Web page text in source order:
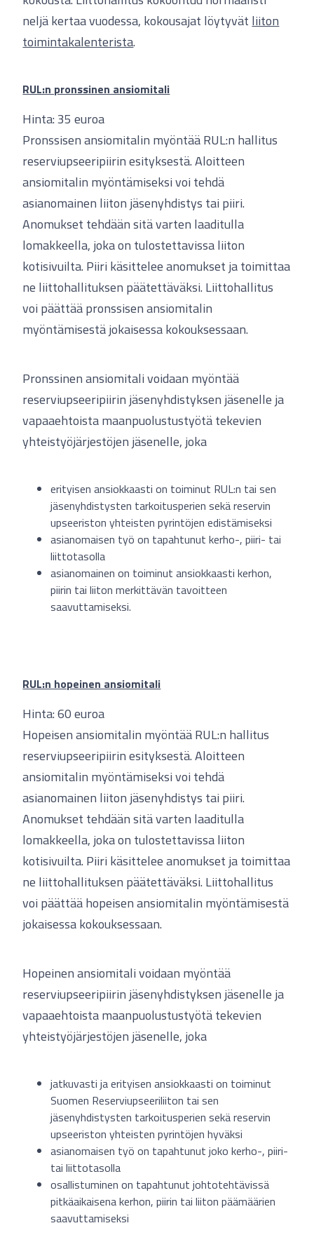
neljä kertaa vuodessa, kokousajat löytyvät liiton
toimintakalenterista.
RUL:n pronssinen ansiomitali
Hinta: 35 euroa
Pronssisen ansiomitalin myöntää RUL:n hallitus
reserviupseeripiirin esityksestä. Aloitteen
ansiomitalin myöntämiseksi voi tehdä
asianomainen liiton jäsenyhdistys tai piiri.
Anomukset tehdään sitä varten laaditulla
lomakkeella, joka on tulostettavissa liiton
kotisivuilta. Piiri käsittelee anomukset ja toimittaa
ne liittohallituksen päätettäväksi. Liittohallitus
voi päättää pronssisen ansiomitalin
myöntämisestä jokaisessa kokouksessaan.
Pronssinen ansiomitali voidaan myöntää
reserviupseeripiirin jäsenyhdistyksen jäsenelle ja
vapaaehtoista maanpuolustustyötä tekevien
yhteistyöjärjestöjen jäsenelle, joka
erityisen ansiokkaasti on toiminut RUL:n tai sen
jäsenyhdistysten tarkoitusperien sekä reservin
upseeriston yhteisten pyrintöjen edistämiseksi
asianomaisen työ on tapahtunut kerho-, piiri- tai
liittotasolla
asianomainen on toiminut ansiokkaasti kerhon,
piirin tai liiton merkittävän tavoitteen
saavuttamiseksi.
RUL:n hopeinen ansiomitali
Hinta: 60 euroa
Hopeisen ansiomitalin myöntää RUL:n hallitus
reserviupseeripiirin esityksestä. Aloitteen
ansiomitalin myöntämiseksi voi tehdä
asianomainen liiton jäsenyhdistys tai piiri.
Anomukset tehdään sitä varten laaditulla
lomakkeella, joka on tulostettavissa liiton
kotisivuilta. Piiri käsittelee anomukset ja toimittaa
ne liittohallituksen päätettäväksi. Liittohallitus
voi päättää hopeisen ansiomitalin myöntämisestä
jokaisessa kokouksessaan.
Hopeinen ansiomitali voidaan myöntää
reserviupseeripiirin jäsenyhdistyksen jäsenelle ja
vapaaehtoista maanpuolustustyötä tekevien
yhteistyöjärjestöjen jäsenelle, joka
jatkuvasti ja erityisen ansiokkaasti on toiminut
Suomen Reserviupseeriliiton tai sen
jäsenyhdistysten tarkoitusperien sekä reservin
upseeriston yhteisten pyrintöjen hyväksi
asianomaisen työ on tapahtunut joko kerho-, piiri-
tai liittotasolla
osallistuminen on tapahtunut johtotehtävissä
pitkäaikaisena kerhon, piirin tai liiton päämäärien
saavuttamiseksi